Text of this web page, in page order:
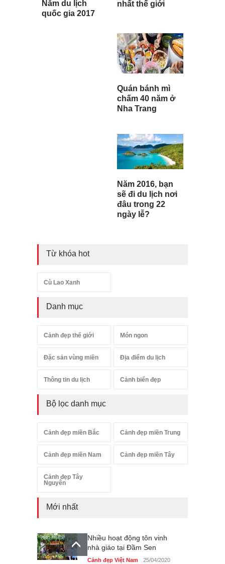
Năm du lịch
quốc gia 2017
nhất thế giới
Quán bánh mì
chấm 40 năm ở
Nha Trang
Năm 2016, bạn
sẽ đi du lịch nơi
đâu trong 22
ngày lễ?
Từ khóa hot
Cù Lao Xanh
Danh mục
Cảnh đẹp thế giới Món ngon
Đặc sản vùng miền Địa điểm du lịch
Thông tin du lịch Cảnh biển đẹp
Bộ lọc danh mục
Cảnh đẹp miền Bắc Cảnh đẹp miền Trung
Cảnh đẹp miền Nam Cảnh đẹp miền Tây
Cảnh đẹp Tây
Nguyên
Mới nhất
Nhiều hoạt động tôn vinh
nhà giáo tại Đầm Sen
Cảnh đẹp Việt Nam 25/04/2020